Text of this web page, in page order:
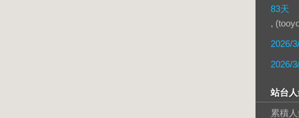
83天
,
2026/
2026/
站台
累積人